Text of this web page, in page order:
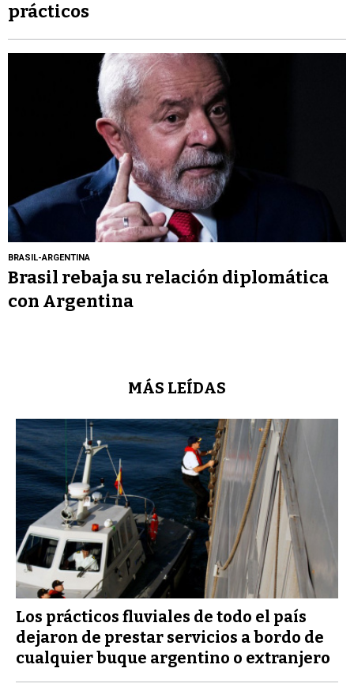
prácticos
BRASIL-ARGENTINA
Brasil rebaja su relación diplomática
con Argentina
MÁS LEÍDAS
Los prácticos fluviales de todo el país
dejaron de prestar servicios a bordo de
cualquier buque argentino o extranjero